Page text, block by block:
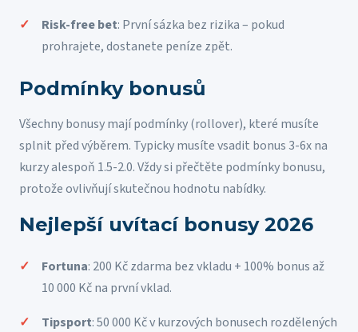
Risk-free bet: První sázka bez rizika – pokud
prohrajete, dostanete peníze zpět.
Podmínky bonusů
Všechny bonusy mají podmínky (rollover), které musíte
splnit před výběrem. Typicky musíte vsadit bonus 3-6x na
kurzy alespoň 1.5-2.0. Vždy si přečtěte podmínky bonusu,
protože ovlivňují skutečnou hodnotu nabídky.
Nejlepší uvítací bonusy 2026
Fortuna: 200 Kč zdarma bez vkladu + 100% bonus až
10 000 Kč na první vklad.
Tipsport: 50 000 Kč v kurzových bonusech rozdělených